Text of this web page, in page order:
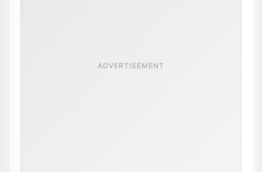
ADVERTISEMENT